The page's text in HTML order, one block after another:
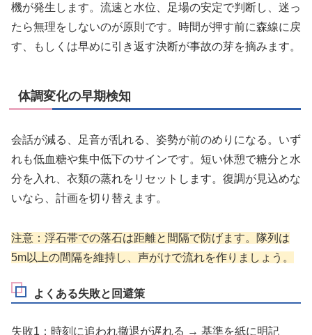
機が発生します。流速と水位、足場の安定で判断し、迷っ
たら無理をしないのが原則です。時間が押す前に森線に戻
す、もしくは早めに引き返す決断が事故の芽を摘みます。
体調変化の早期検知
会話が減る、足音が乱れる、姿勢が前のめりになる。いず
れも低血糖や集中低下のサインです。短い休憩で糖分と水
分を入れ、衣類の蒸れをリセットします。復調が見込めな
いなら、計画を切り替えます。
注意：浮石帯での落石は距離と間隔で防げます。隊列は
5m以上の間隔を維持し、声がけで流れを作りましょう。
よくある失敗と回避策
失敗1：時刻に追われ撤退が遅れる → 基準を紙に明記